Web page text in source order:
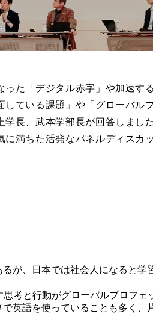
った「デジタル赤字」や加速
ている課題」や「グローバ
長、武本学部長が回答しました
満ちた活発なパネルディスカ
が、日本では社会人になると学
考と行動がグローバルプロフェ
英語を使っていることも多く